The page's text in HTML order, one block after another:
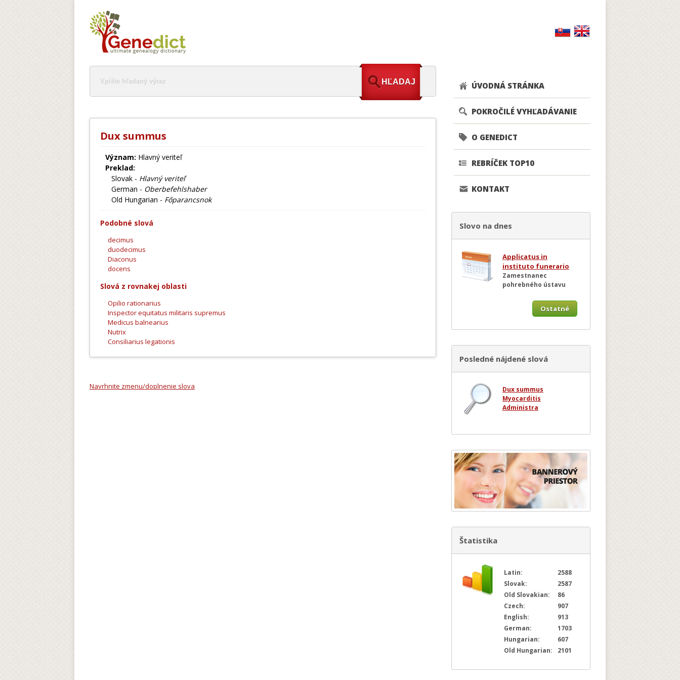
Dux summus
Význam: Hlavný veriteľ
Preklad:
Slovak - Hlavný veriteľ
German - Oberbefehlshaber
Old Hungarian - Főparancsnok
Podobné slová
decimus
duodecimus
Diaconus
docens
Slová z rovnakej oblasti
Opilio rationarius
Inspector equitatus militaris supremus
Medicus balnearius
Nutrix
Consiliarius legationis
Navrhnite zmenu/doplnenie slova
ÚVODNÁ STRÁNKA
POKROČILÉ VYHĽADÁVANIE
O GENEDICT
REBRÍČEK TOP10
KONTAKT
Slovo na dnes
Applicatus in
instituto funerario
Zamestnanec
pohrebného ústavu
Ostatné
Posledné nájdené slová
Dux summus
Myocarditis
Administra
Štatistika
Latin:
2588
Slovak:
2587
Old Slovakian:
86
Czech:
907
English:
913
German:
1703
Hungarian:
607
Old Hungarian:
2101